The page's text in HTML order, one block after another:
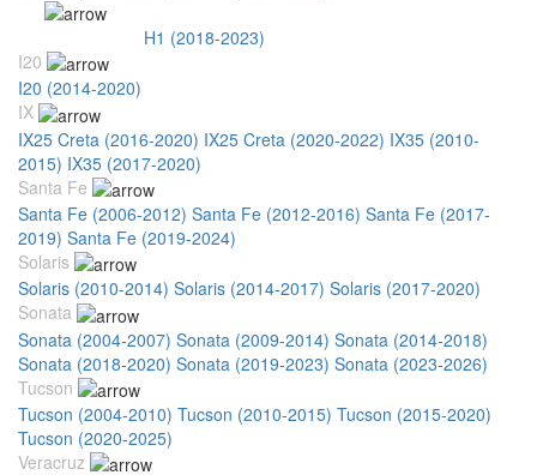
H1 (2018-2023)
I20
I20 (2014-2020)
IX
IX25 Creta (2016-2020) IX25 Creta (2020-2022) IX35 (2010-
2015) IX35 (2017-2020)
Santa Fe
Santa Fe (2006-2012) Santa Fe (2012-2016) Santa Fe (2017-
2019) Santa Fe (2019-2024)
Solaris
Solaris (2010-2014) Solaris (2014-2017) Solaris (2017-2020)
Sonata
Sonata (2004-2007) Sonata (2009-2014) Sonata (2014-2018)
Sonata (2018-2020) Sonata (2019-2023) Sonata (2023-2026)
Tucson
Tucson (2004-2010) Tucson (2010-2015) Tucson (2015-2020)
Tucson (2020-2025)
Veracruz